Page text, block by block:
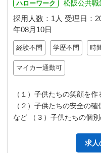
ハローワーク 松阪公共職
採用人数：1人 受理日：
年08月10日
経験不問 学歴不問 時
マイカー通勤可
（１）子供たちの笑顔を
（２）子供たちの安全の
など （３）子供たちの個
求人